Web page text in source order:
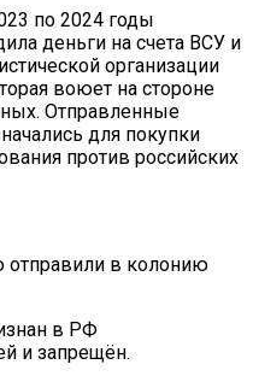
по 2024 годы
деньги на счета ВСУ и
организации
воюет на стороне
Отправленные
для покупки
против российских
в колонию
в РФ
и запрещён.